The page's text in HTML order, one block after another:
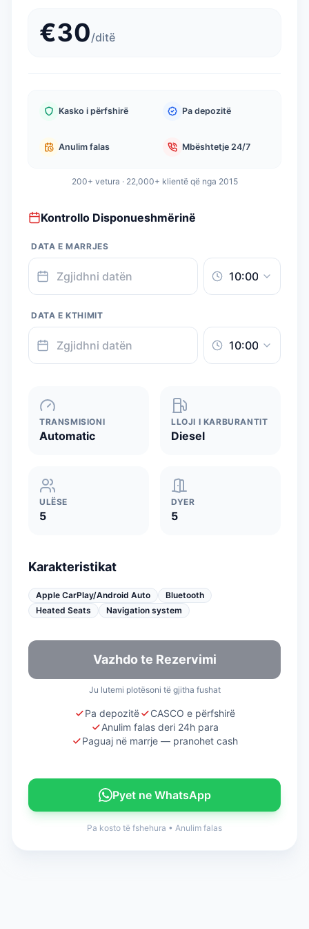
€30/ditë
Kasko i përfshirë Pa depozitë
Anulim falas Mbështetje 24/7
200+ vetura · 22,000+ klientë që nga 2015
Kontrollo Disponueshmërinë
DATA E MARRJES
DATA E KTHIMIT
TRANSMISIONI
Automatic
LLOJI I KARBURANTIT
Diesel
ULËSE
5
DYER
5
Karakteristikat
Apple CarPlay/Android Auto
Bluetooth
Heated Seats
Navigation system
Vazhdo te Rezervimi
Ju lutemi plotësoni të gjitha fushat
Pa depozitë
CASCO e përfshirë
Anulim falas deri 24h para
Paguaj në marrje — pranohet cash
Pyet ne WhatsApp
Pa kosto të fshehura • Anulim falas